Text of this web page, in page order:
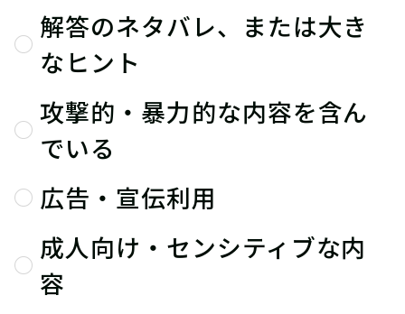
解答のネタバレ、または大き
なヒント
攻撃的・暴力的な内容を含ん
でいる
広告・宣伝利用
成人向け・センシティブな内
容